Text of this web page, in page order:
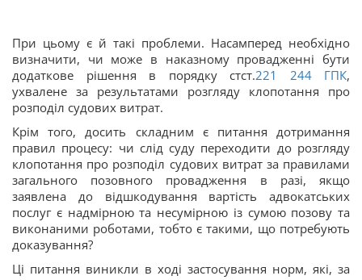
При цьому є й такі проблеми. Насамперед необхідно
визначити, чи може в наказному провадженні бути
додаткове рішення в порядку стст.221 244 ГПК,
ухвалене за результатами розгляду клопотання про
розподіл судових витрат.
Крім того, досить складним є питання дотримання
правил процесу: чи слід суду переходити до розгляду
клопотання про розподіл судових витрат за правилами
загального позовного провадження в разі, якщо
заявлена до відшкодування вартість адвокатських
послуг є надмірною та несумірною із сумою позову та
виконаними роботами, тобто є такими, що потребують
доказування?
Ці питання виникли в ході застосування норм, які, за